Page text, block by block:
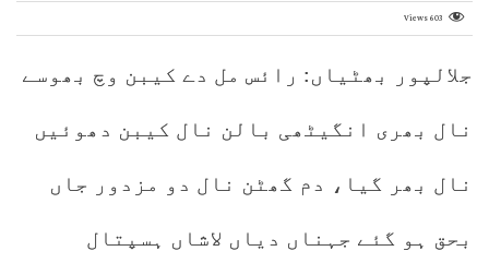
Views603
جلالپور بھٹیاں: رائس مل دے کیبن وچ بھوسے
نال بھری انگیٹھی بالن نال کیبن دھوئیں
نال بھر گیا، دم گھٹن نال دو مزدور جاں
بحق ہو گئے جہناں دیاں لاشاں ہسپتال